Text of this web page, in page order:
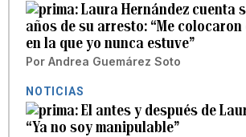
Laura Hernández cuenta
años de su arresto: “Me
en la que yo nunca estuve”
Por Andrea Guemárez Soto
NOTICIAS
El antes y después de
“Ya no soy manipulable”